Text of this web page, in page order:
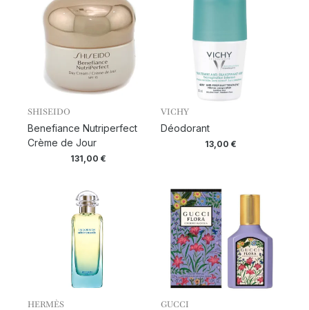
SHISEIDO
Benefiance Nutriperfect
Crème de Jour
131,00 €
VICHY
Déodorant
13,00€
HERMÈS GUCCI